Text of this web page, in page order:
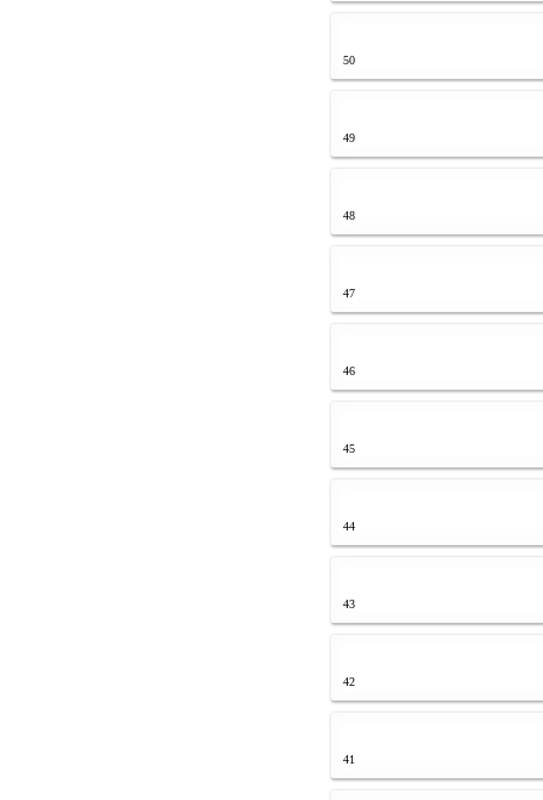
50
49
48
47
46
45
44
43
42
41